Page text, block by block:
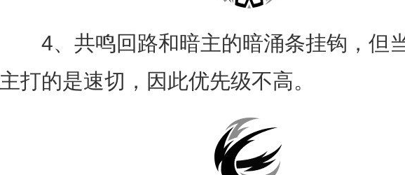
4、共鸣回路和暗主的暗涌条挂钩，但
主打的是速切，因此优先级不高。